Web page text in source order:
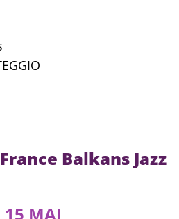
Balkans Jazz
15 MAI